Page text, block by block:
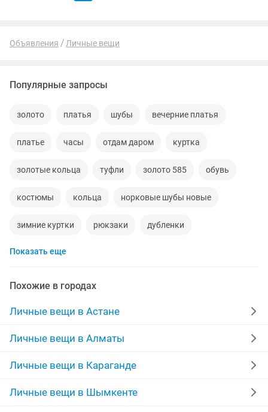
Объявления Личные вещи
Популярные запросы
золото платья шубы вечерние платья
платье часы отдам даром куртка
золотые кольца туфли золото 585 обувь
костюмы кольца норковые шубы новые
зимние куртки рюкзаки дубленки
кожаные куртки
свадебное платье на прокат
свадебное платье серьги золотые
шубы мутон часы мужские
выпускные платья сумки женские
Показать еще
Похожие в городах
Личные вещи в Астане
Личные вещи в Алматы
Личные вещи в Караганде
Личные вещи в Шымкенте